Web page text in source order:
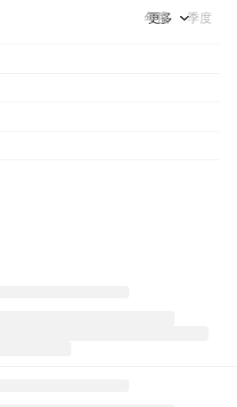
年度 季度
更多